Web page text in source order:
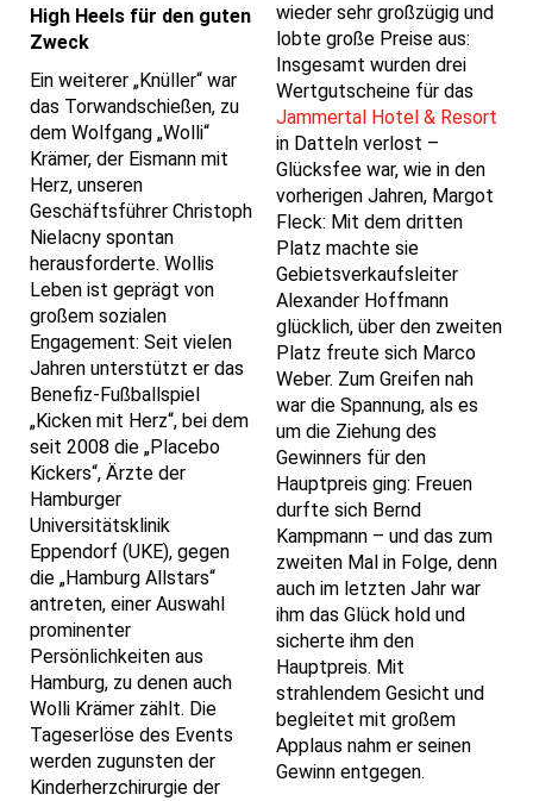
High Heels für den guten
Zweck
Ein weiterer „Knüller“ war
das Torwandschießen, zu
dem Wolfgang „Wolli“
Krämer, der Eismann mit
Herz, unseren
Geschäftsführer Christoph
Nielacny spontan
herausforderte. Wollis
Leben ist geprägt von
großem sozialen
Engagement: Seit vielen
Jahren unterstützt er das
Benefiz-Fußballspiel
„Kicken mit Herz“, bei dem
seit 2008 die „Placebo
Kickers“, Ärzte der
Hamburger
Universitätsklinik
Eppendorf (UKE), gegen
die „Hamburg Allstars“
antreten, einer Auswahl
prominenter
Persönlichkeiten aus
Hamburg, zu denen auch
Wolli Krämer zählt. Die
Tageserlöse des Events
werden zugunsten der
Kinderherzchirurgie der
wieder sehr großzügig und
lobte große Preise aus:
Insgesamt wurden drei
Wertgutscheine für das
Jammertal Hotel & Resort
in Datteln verlost –
Glücksfee war, wie in den
vorherigen Jahren, Margot
Fleck: Mit dem dritten
Platz machte sie
Gebietsverkaufsleiter
Alexander Hoffmann
glücklich, über den zweiten
Platz freute sich Marco
Weber. Zum Greifen nah
war die Spannung, als es
um die Ziehung des
Gewinners für den
Hauptpreis ging: Freuen
durfte sich Bernd
Kampmann – und das zum
zweiten Mal in Folge, denn
auch im letzten Jahr war
ihm das Glück hold und
sicherte ihm den
Hauptpreis. Mit
strahlendem Gesicht und
begleitet mit großem
Applaus nahm er seinen
Gewinn entgegen.